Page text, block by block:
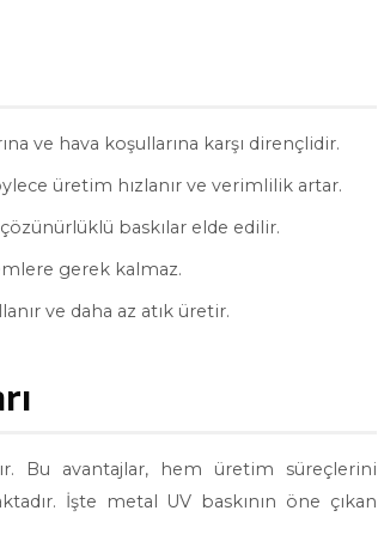
ve hava koşullarına karşı dirençlidir.
üretim hızlanır ve verimlilik artar.
baskılar elde edilir.
gerek kalmaz.
ve daha az atık üretir.
Bu avantajlar, hem üretim süreçlerini
İşte metal UV baskının öne çıkan